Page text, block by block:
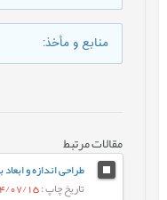
منابع و مأخذ:
مقالات مرتبط
تاریخ چاپ: 1404/07/15